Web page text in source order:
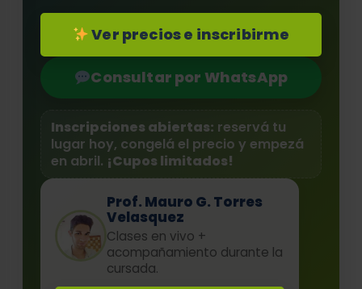
Ver precios e inscribirme
Consultar por WhatsApp
Inscripciones abiertas: reservá tu
lugar hoy, congelá el precio y empezá
en abril. ¡Cupos limitados!
Prof. Mauro G. Torres
Velasquez
Clases en vivo +
acompañamiento durante la
cursada.